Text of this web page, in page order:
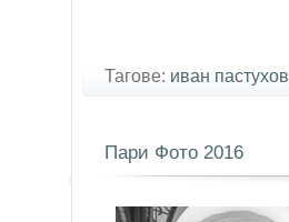
Тагове: иван пастухов
Пари Фото 2016